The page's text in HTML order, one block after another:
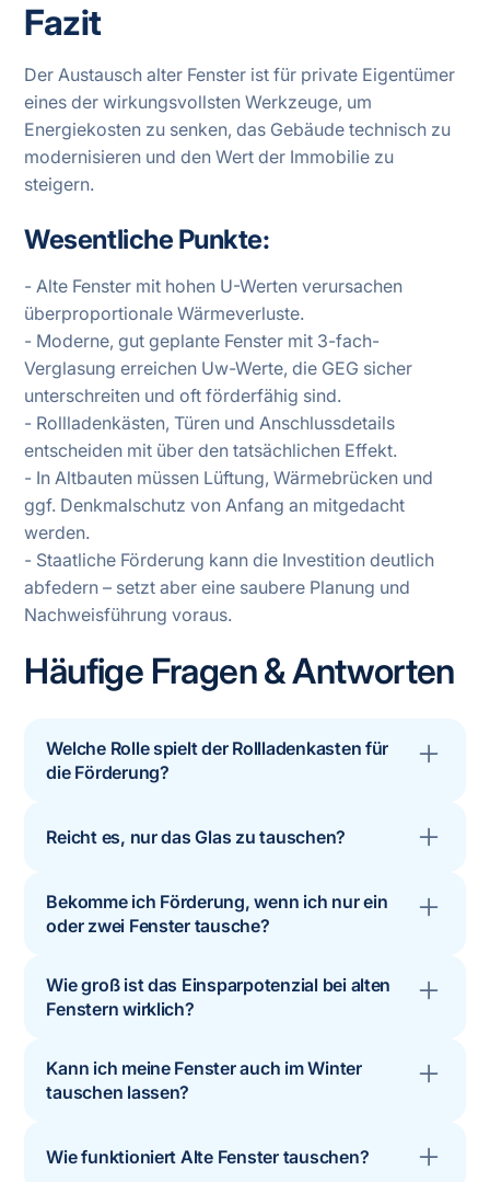
Fazit
Der Austausch alter Fenster ist für private Eigentümer
eines der wirkungsvollsten Werkzeuge, um
Energiekosten zu senken, das Gebäude technisch zu
modernisieren und den Wert der Immobilie zu
steigern.
Wesentliche Punkte:
- Alte Fenster mit hohen U-Werten verursachen
überproportionale Wärmeverluste.
- Moderne, gut geplante Fenster mit 3-fach-
Verglasung erreichen Uw-Werte, die GEG sicher
unterschreiten und oft förderfähig sind.
- Rollladenkästen, Türen und Anschlussdetails
entscheiden mit über den tatsächlichen Effekt.
- In Altbauten müssen Lüftung, Wärmebrücken und
ggf. Denkmalschutz von Anfang an mitgedacht
werden.
- Staatliche Förderung kann die Investition deutlich
abfedern – setzt aber eine saubere Planung und
Nachweisführung voraus.
Häufige Fragen & Antworten
Welche Rolle spielt der Rollladenkasten für
die Förderung?
Effekt guter Fenster deutlich schmälern und
möglich – mit saniert werden.
Reicht es, nur das Glas zu tauschen?
des Fensters sinnvoller, weil Rahmen, Dichtungen
und Anschlussdetails ebenfalls veraltet sind.
Bekomme ich Förderung, wenn ich nur ein
oder zwei Fenster tausche?
300 € brutto erreicht wird. Ob sich der Aufwand
lohnt, sollte eine Energieberatung klären.
Wie groß ist das Einsparpotenzial bei alten
Fenstern wirklich?
Fenster kann der Uw-Wert auf ein Fünftel oder
weniger sinken
Kann ich meine Fenster auch im Winter
tauschen lassen?
koordinieren den Ausbau so, dass das Gebäude
Wie funktioniert Alte Fenster tauschen?